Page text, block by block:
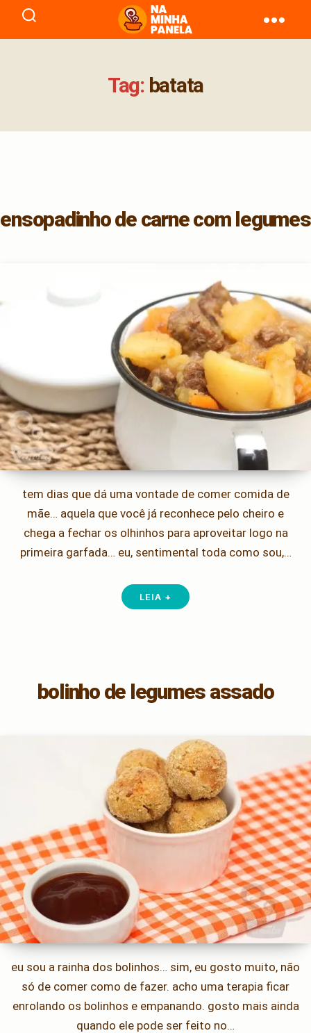
naminhapanela.com
Tag: batata
ensopadinho de carne com legumes
tem dias que dá uma vontade de comer comida de
mãe… aquela que você já reconhece pelo cheiro e
chega a fechar os olhinhos para aproveitar logo na
primeira garfada… eu, sentimental toda como sou,…
LEIA +
bolinho de legumes assado
eu sou a rainha dos bolinhos… sim, eu gosto muito, não
só de comer como de fazer. acho uma terapia ficar
enrolando os bolinhos e empanando. gosto mais ainda
quando ele pode ser feito no…